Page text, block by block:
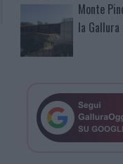
Monte
la